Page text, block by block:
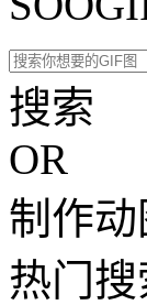
搜索
OR
制作动
热门搜